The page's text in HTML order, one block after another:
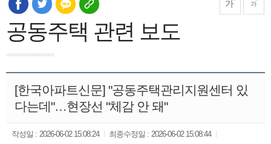
가 가
공동주택 관련 보도
[한국아파트신문] "공동주택관리지원센터 있
다는데"…현장선 "체감 안 돼"
작성일 : 2026-06-02 15:08:24 최종수정일 : 2026-06-02 15:08:44